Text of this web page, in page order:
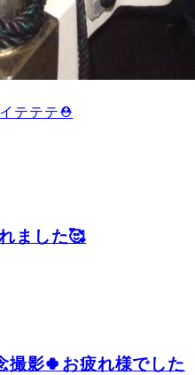
テテテ⛑️
ました🥰
撮影🍀お疲れ様でした